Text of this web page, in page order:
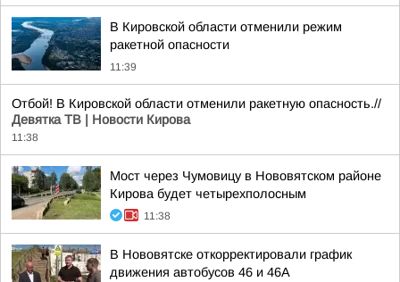
В Кировской области отменили режим
ракетной опасности
11:39
Отбой! В Кировской области отменили ракетную опасность.//
Девятка ТВ | Новости Кирова
11:38
Мост через Чумовицу в Нововятском районе
Кирова будет четырехполосным
11:38
В Нововятске откорректировали график
движения автобусов 46 и 46А